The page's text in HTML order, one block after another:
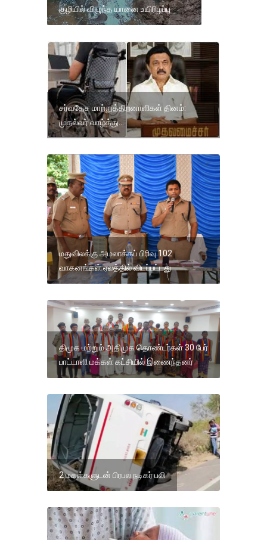
குழியில் விழுந்த யானை உயிரிழப்பு
சர்வதேச மாற்றுத்திறனாளிகள் தினம்:
முதல்வர் வாழ்த்து...
மதுவிலக்கு அமலாக்கப் பிரிவு 102
வாகனங்கள் ஏலத்தில் விடப்பட்டது
திமுக மற்றும் அதிமுக தொண்டர்கள் 30 பேர்
பாட்டாளி மக்கள் கட்சியில் இணைந்தனர்
2 மகள்களுடன் பிரபல நடிகர் பலி